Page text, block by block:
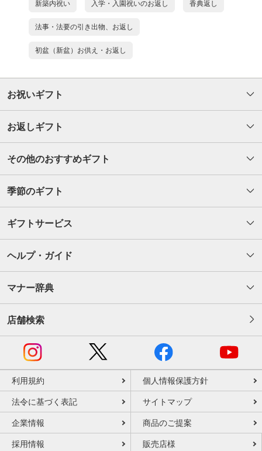
新築内祝い 入学・入園祝いのお返し 香典返し
法事・法要の引き出物、お返し
初盆（新盆）お供え・お返し
お祝いギフト
お返しギフト
その他のおすすめギフト
季節のギフト
ギフトサービス
ヘルプ・ガイド
マナー辞典
店舗検索
利用規約 個人情報保護方針
法令に基づく表記 サイトマップ
企業情報 商品のご提案
採用情報 販売店様